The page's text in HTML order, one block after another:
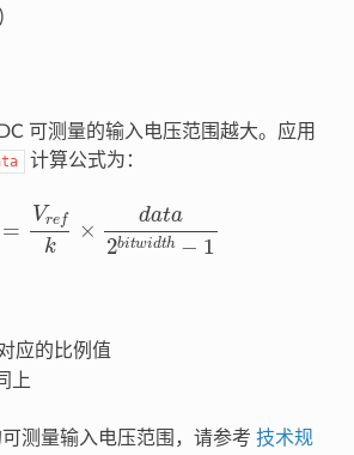
可测量的输入电压范围越大。应用
计算公式为：
ef itw id
应的比例值
上
测量输入电压范围，请参考 技术规